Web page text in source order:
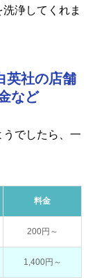
浄してくれま
英社の店舗
など
でしたら、一
料金
200円～
1,400円～